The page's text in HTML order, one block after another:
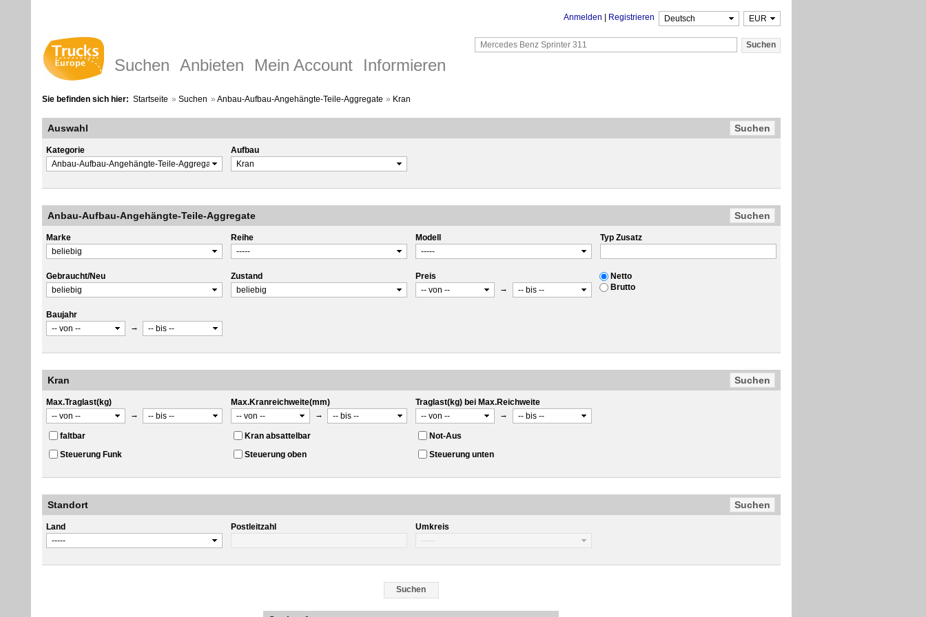
Anmelden Registrieren
Suchen Anbieten Mein Account Informieren
Sie befinden sich hier: Startseite » Suchen » Anbau-Aufbau-Angehängte-Teile-Aggregate » Kran
Auswahl
Kategorie Aufbau
Anbau-Aufbau-Angehängte-Teile-Aggregate
Marke Reihe Modell Typ Zusatz
Gebraucht/Neu Zustand
Preis
→
Netto
Brutto
Baujahr
→
Kran
Max.Traglast(kg)
→
Max.Kranreichweite(mm)
→
Traglast(kg) bei Max.Reichweite
→
faltbar Kran absattelbar
Not-Aus
Steuerung Funk
Steuerung oben Steuerung unten
Standort
Land Postleitzahl Umkreis